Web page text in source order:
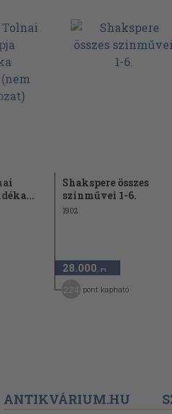
Shakspere összes
szinművei 1-6.
1902
28.000 ,-Ft
pont kapható
ANTIKVÁRIUM.HU